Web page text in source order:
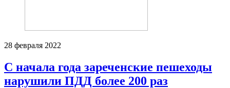
28 февраля 2022
С начала года зареченские пешеходы
нарушили ПДД более 200 раз